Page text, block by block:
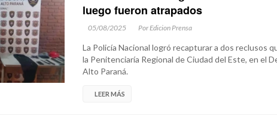
luego fueron atrapados
05/08/2025 Por Edicion Prensa
La Policía Nacional logró recapturar a dos reclusos
la Penitenciaría Regional de Ciudad del Este, en el
Alto Paraná.
LEER MÁS